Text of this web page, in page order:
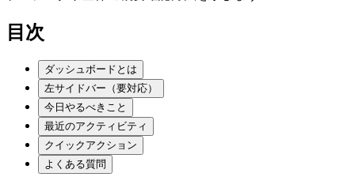
目次
ダッシュボードとは
左サイドバー（要対応）
今日やるべきこと
最近のアクティビティ
クイックアクション
よくある質問